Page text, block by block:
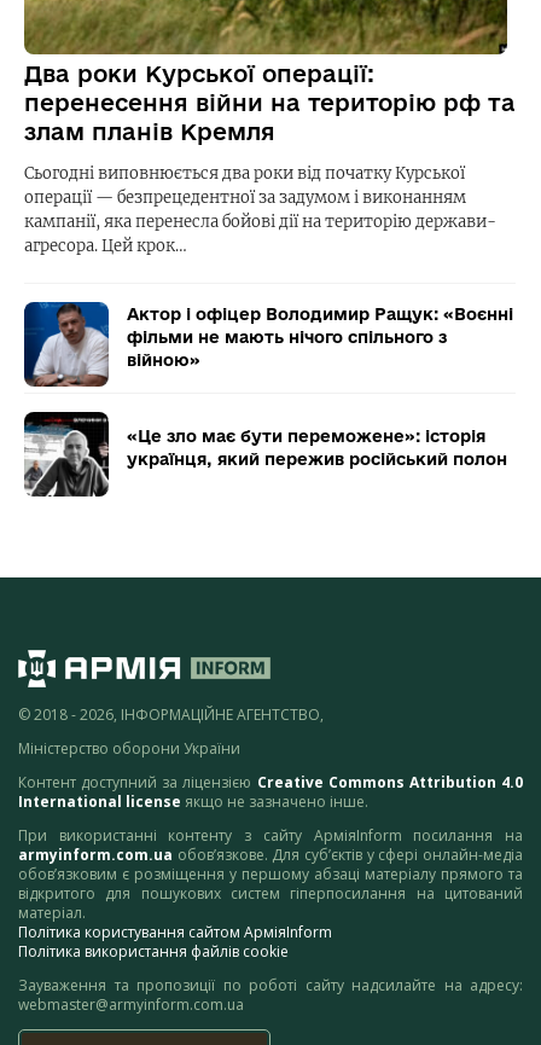
Два роки Курської операції:
перенесення війни на територію рф та
злам планів Кремля
Сьогодні виповнюється два роки від початку Курської
операції — безпрецедентної за задумом і виконанням
кампанії, яка перенесла бойові дії на територію держави-
агресора. Цей крок…
Актор і офіцер Володимир Ращук: «Воєнні
фільми не мають нічого спільного з
війною»
«Це зло має бути переможене»: історія
українця, який пережив російський полон
© 2018 - 2026, ІНФОРМАЦІЙНЕ АГЕНТСТВО,
Міністерство оборони України
Контент доступний за ліцензією Creative Commons Attribution 4.0
International license якщо не зазначено інше.
При використанні контенту з сайту АрміяInform посилання на
armyinform.com.ua обов’язкове. Для суб’єктів у сфері онлайн-медіа
обов’язковим є розміщення у першому абзаці матеріалу прямого та
відкритого для пошукових систем гіперпосилання на цитований
матеріал.
Політика користування сайтом АрміяInform
Політика використання файлів cookie
Зауваження та пропозиції по роботі сайту надсилайте на адресу:
webmaster@armyinform.com.ua